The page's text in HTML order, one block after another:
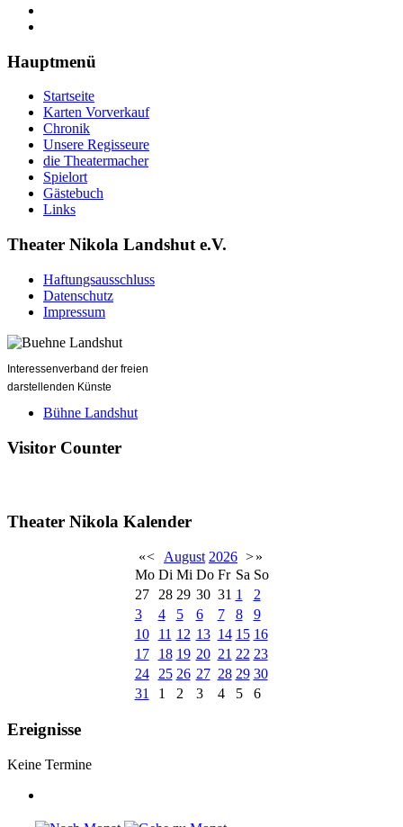
Hauptmenü
Startseite
Karten Vorverkauf
Chronik
Unsere Regisseure
die Theatermacher
Spielort
Gästebuch
Links
Theater Nikola Landshut e.V.
Haftungsausschluss
Datenschutz
Impressum
Interessenverband der freien
darstellenden Künste
Bühne Landshut
Visitor Counter
Theater Nikola Kalender
«< August 2026 >»
Mo Di Mi Do Fr Sa So
27
28 29 30 31 1
2
3
4 5 6 7 8
9
10
11 12 13 14 15 16
17
18 19 20 21 22 23
24
25 26 27 28 29 30
31
1 2 3 4 5 6
Ereignisse
Keine Termine